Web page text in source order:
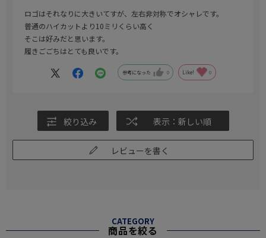
ロゴはそれなりに大きいてすが、左右非対称でオシャレです。
普通のハイカットより10ミリくらい高く
そこは好みだと思います。
履きごごちはとても良いです。
参考になった 0 Like! 0
絞り込み 表示：新しい順
レビューを書く
CATEGORY
商品を絞る